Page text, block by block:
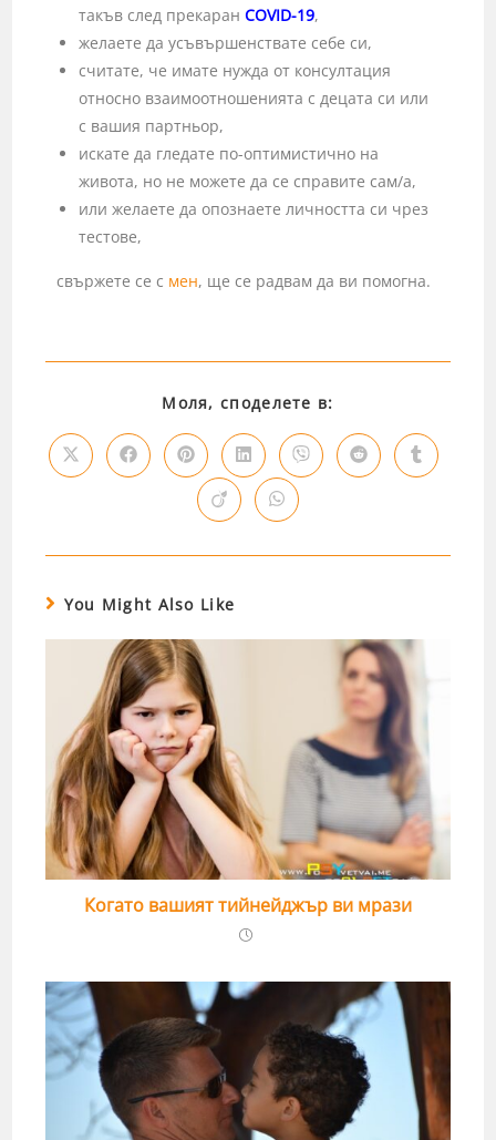
такъв след прекаранCOVID-19,
желаете да усъвършенствате себе си,
считате, че имате нужда от консултация
относно взаимоотношенията с децата си или
с вашия партньор,
искате да гледате по-оптимистично на
живота, но не можете да се справите сам/а,
или желаете да опознаете личността си чрез
тестове,
свържете се с мен, ще се радвам да ви помогна.
Моля, споделете в:
You Might Also Like
Когато вашият тийнейджър ви мрази